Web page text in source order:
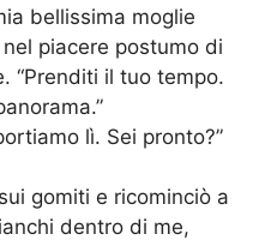
bellissima moglie
piacere postumo di
“Prenditi il ​​tuo tempo.
lì. Sei pronto?”
gomiti e ricominciò a
dentro di me,